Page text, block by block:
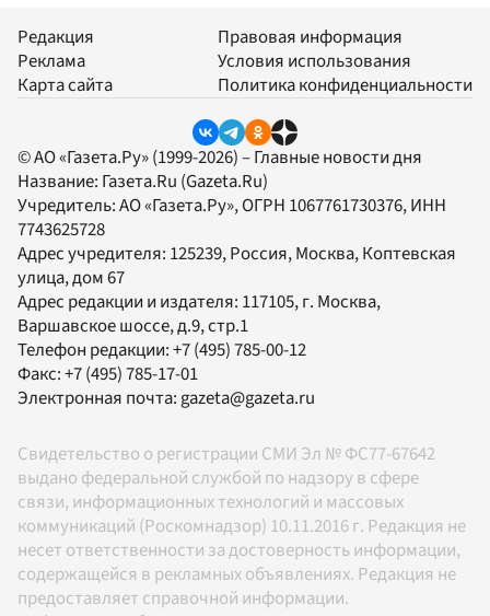
Редакция
Реклама
Карта сайта
Правовая информация
Условия использования
Политика конфиденциальности
© АО «Газета.Ру» (1999-2026) – Главные новости дня
Название: Газета.Ru (Gazeta.Ru)
Учредитель:АО «Газета.Ру», ОГРН 1067761730376, ИНН
7743625728
Адрес учредителя: 125239, Россия, Москва, Коптевская
улица, дом 67
Адрес редакции и издателя: 117105, г. Москва,
Варшавское шоссе, д.9, стр.1
Телефон редакции:+7 (495) 785-00-12
Факс:+7 (495) 785-17-01
Электронная почта:gazeta@gazeta.ru
Свидетельство о регистрации СМИ Эл № ФС77-67642
выдано федеральной службой по надзору в сфере
связи, информационных технологий и массовых
коммуникаций (Роскомнадзор) 10.11.2016 г. Редакция не
несет ответственности за достоверность информации,
содержащейся в рекламных объявлениях. Редакция не
предоставляет справочной информации.